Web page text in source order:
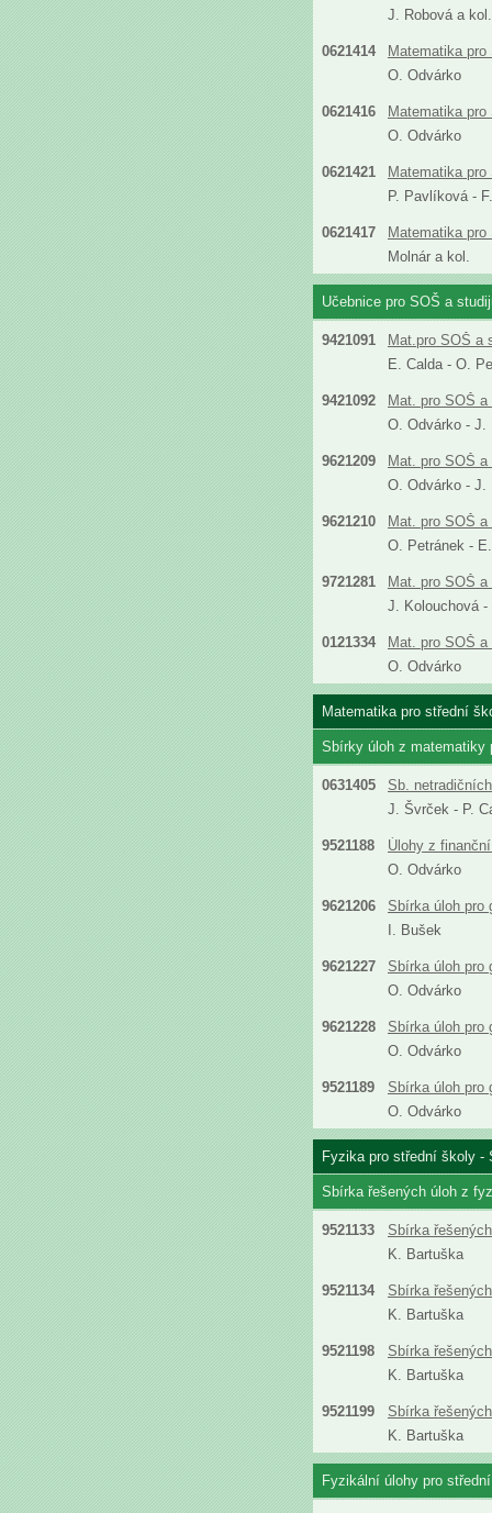
J. Robová a kol.
0621414
Matematika
O. Odvárko
0621416
Matematika
O. Odvárko
0621421
Matematika
P. Pavlíková -
0621417
Matematika
Molnár a kol.
Učebnice pro SOŠ a
9421091
Mat.pro SOŠ a
E. Calda - O.
9421092
Mat. pro SOŠ
O. Odvárko - J.
9621209
Mat. pro SOŠ
O. Odvárko - J.
9621210
Mat. pro SOŠ
O. Petránek -
9721281
Mat. pro SOŠ
J. Kolouchová -
0121334
Mat. pro SOŠ
O. Odvárko
Matematika pro střední
Sbírky úloh z matematiky
0631405
Sb.
J. Švrček - P.
9521188
Úlohy z
O. Odvárko
9621206
Sbírka úloh pro
I. Bušek
9621227
Sbírka úloh pro
O. Odvárko
9621228
Sbírka úloh pro
O. Odvárko
9521189
Sbírka úloh pro
O. Odvárko
Fyzika pro střední školy -
Sbírka řešených úloh z
9521133
Sbírka
K. Bartuška
9521134
Sbírka
K. Bartuška
9521198
Sbírka
K. Bartuška
9521199
Sbírka
K. Bartuška
Fyzikální úlohy pro